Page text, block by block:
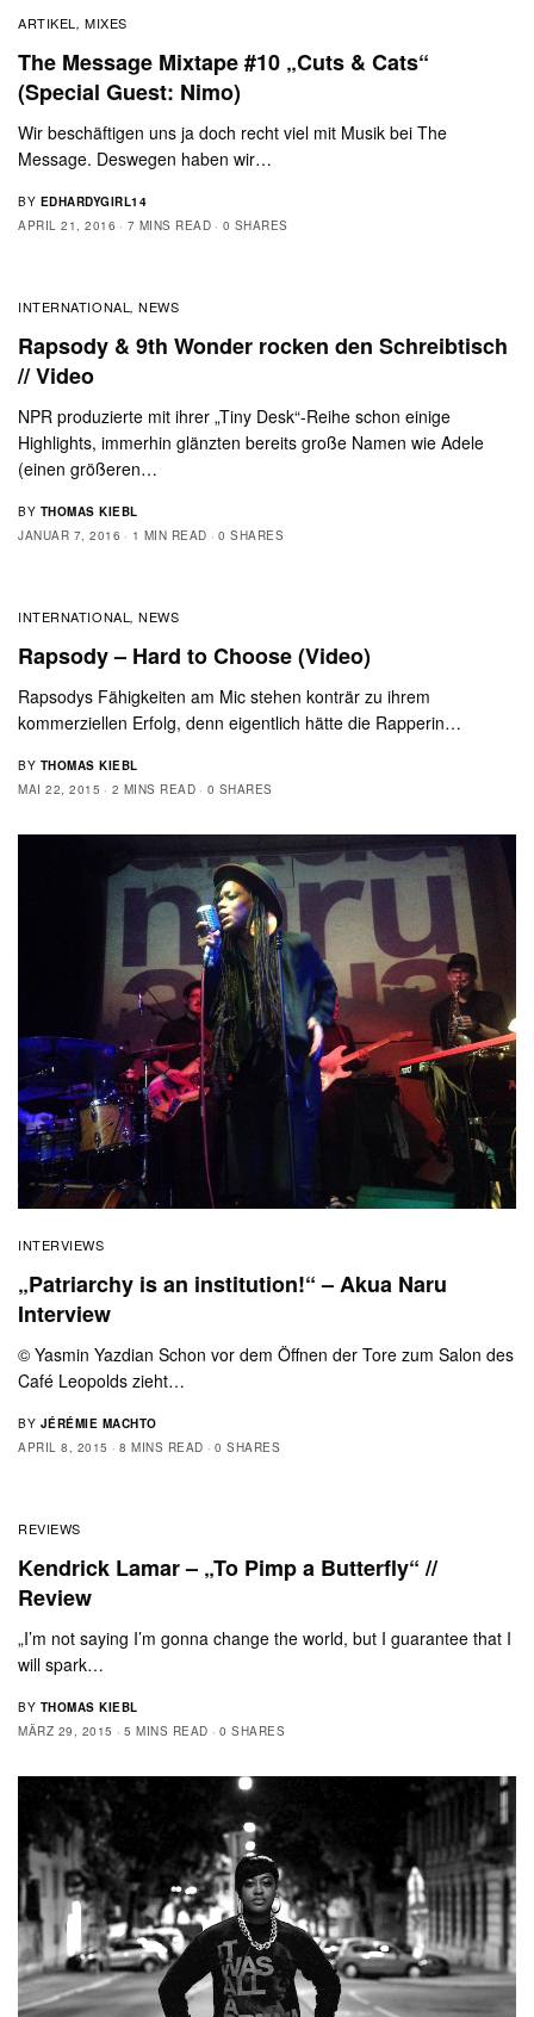
ARTIKEL , MIXES
The Message Mixtape #10 „Cuts & Cats“
(Special Guest: Nimo)
Wir beschäftigen uns ja doch recht viel mit Musik bei The
Message. Deswegen haben wir…
BY EDHARDYGIRL14
APRIL 21, 2016
7 MINS READ 0 SHARES
INTERNATIONAL ,NEWS
Rapsody & 9th Wonder rocken den Schreibtisch
// Video
NPR produzierte mit ihrer „Tiny Desk“-Reihe schon einige
Highlights, immerhin glänzten bereits große Namen wie Adele
(einen größeren…
BY THOMAS KIEBL
JANUAR 7, 2016
1 MIN READ 0 SHARES
INTERNATIONAL ,NEWS
Rapsody – Hard to Choose (Video)
Rapsodys Fähigkeiten am Mic stehen konträr zu ihrem
kommerziellen Erfolg, denn eigentlich hätte die Rapperin…
BY THOMAS KIEBL
MAI 22, 2015
2 MINS READ 0 SHARES
INTERVIEWS
„Patriarchy is an institution!“ – Akua Naru
Interview
© Yasmin Yazdian Schon vor dem Öffnen der Tore zum Salon des
Café Leopolds zieht…
BY JÉRÉMIE MACHTO
APRIL 8, 2015
8 MINS READ 0 SHARES
REVIEWS
Kendrick Lamar – „To Pimp a Butterfly“ //
Review
„I’m not saying I’m gonna change the world, but I guarantee that I
will spark…
BY THOMAS KIEBL
MÄRZ 29, 2015
5 MINS READ 0 SHARES